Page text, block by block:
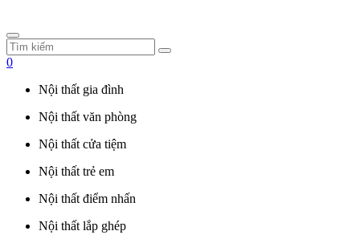
0
Nội thất gia đình
Nội thất văn phòng
Nội thất cửa tiệm
Nội thất trẻ em
Nội thất điểm nhấn
Nội thất lắp ghép